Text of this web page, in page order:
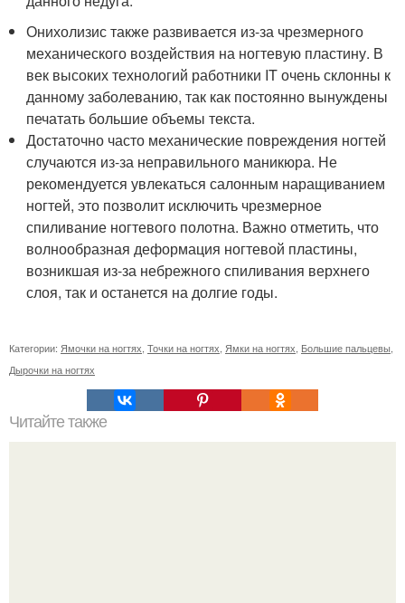
Онихолизис также развивается из-за чрезмерного
механического воздействия на ногтевую пластину. В
век высоких технологий работники IT очень склонны к
данному заболеванию, так как постоянно вынуждены
печатать большие объемы текста.
Достаточно часто механические повреждения ногтей
случаются из-за неправильного маникюра. Не
рекомендуется увлекаться салонным наращиванием
ногтей, это позволит исключить чрезмерное
спиливание ногтевого полотна. Важно отметить, что
волнообразная деформация ногтевой пластины,
возникшая из-за небрежного спиливания верхнего
слоя, так и останется на долгие годы.
Категории: Ямочки на ногтях Точки на ногтях Ямки на ногтях Большие пальцевы
Дырочки на ногтях
Читайте также